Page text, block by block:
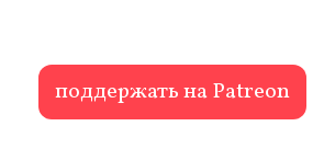
поддержать на Patreon